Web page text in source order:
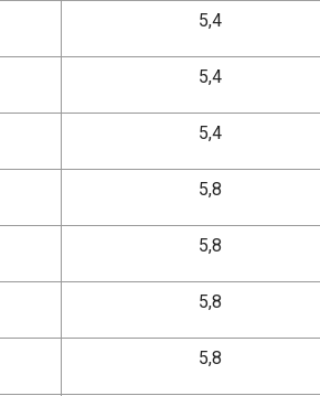
5,4
5,4
5,4
5,8
5,8
5,8
5,8